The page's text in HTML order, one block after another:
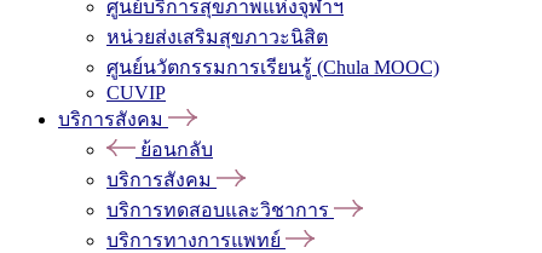
ศูนย์บริการสุขภาพแห่งจุฬาฯ
หน่วยส่งเสริมสุขภาวะนิสิต
ศูนย์นวัตกรรมการเรียนรู้ (Chula MOOC)
CUVIP
บริการสังคม
ย้อนกลับ
บริการสังคม
บริการทดสอบและวิชาการ
บริการทางการแพทย์